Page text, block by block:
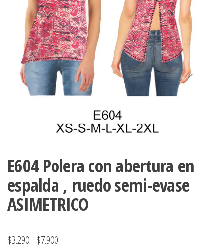
accumark ,
pdf , Moldes
Gerber ,
ropa,
Graduaciones,
Ploteo y
Digitalización
accumark,
Moldes en
pdf, Moldes
Accumark
Gerber,
Santiago-
E604 Polera con abertura en
espalda , ruedo semi-evase
ASIMETRICO
$3.290- $7.900Rango